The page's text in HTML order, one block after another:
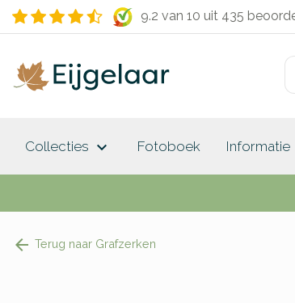
9.2 van 10 uit 435
Collecties keyboard_arrow_down Fotoboek Informatie
Terug naar Grafzerken